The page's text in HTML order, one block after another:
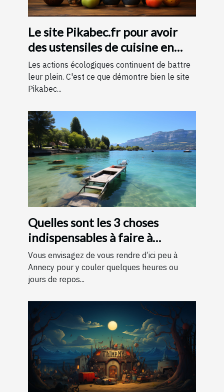
Le site Pikabec.fr pour avoir
des ustensiles de cuisine en
bois
Les actions écologiques continuent de battre
leur plein. C'est ce que démontre bien le site
Pikabec...
Quelles sont les 3 choses
indispensables à faire à
Annecy ?
Vous envisagez de vous rendre d’ici peu à
Annecy pour y couler quelques heures ou
jours de repos...